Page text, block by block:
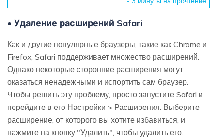
• Удаление расширений Safari
Как и другие популярные браузеры, такие как Chrome и
Firefox, Safari поддерживает множество расширений.
Однако некоторые сторонние расширения могут
оказаться ненадежными и испортить сам браузер.
Чтобы решить эту проблему, просто запустите Safari и
перейдите в его Настройки > Расширения. Выберите
расширение, от которого вы хотите избавиться, и
нажмите на кнопку "Удалить", чтобы удалить его.